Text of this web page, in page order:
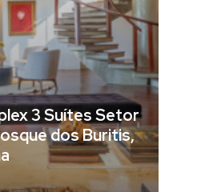
3 Suítes Setor
dos Buritis,